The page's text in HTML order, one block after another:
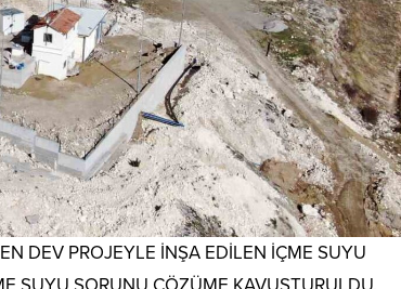
DEV PROJEYLE İNŞA EDİLEN İÇME SUYU